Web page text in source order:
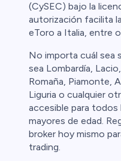
(CySEC) bajo la
autorización facilita
eToro a Italia, entre
No importa cuál sea
sea Lombardía,
Romaña, Piamonte,
Liguria o cualquier
accesible para todos
mayores de edad.
broker hoy mismo
trading.